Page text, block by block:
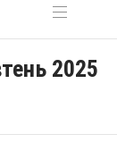
2025